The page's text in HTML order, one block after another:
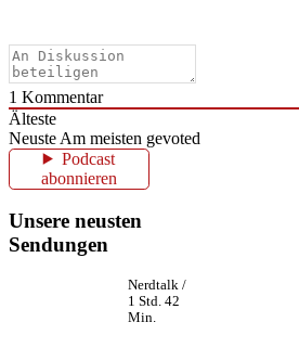
1 Kommentar
Älteste
Neuste Am meisten gevoted
Podcast
abonnieren
Unsere neusten
Sendungen
Nerdtalk /
1 Std. 42
Min.